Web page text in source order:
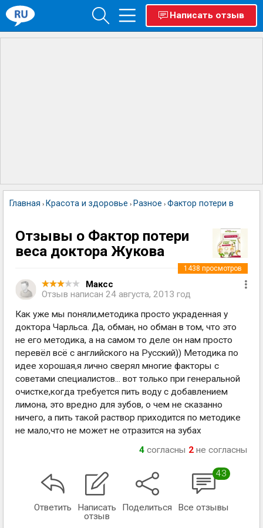
Написать отзыв
Главная › Красота и здоровье › Разное › Фактор потери веса
Отзывы о Фактор потери
веса доктора Жукова
Максс
Отзыв написан 24 августа, 2013 год
1438 просмотров
Как уже мы поняли,методика просто украденная у
доктора Чарльса. Да, обман, но обман в том, что это
не его методика, а на самом то деле он нам просто
перевёл всё с английского на Русский)) Методика по
идее хорошая,я лично сверял многие факторы с
советами специалистов... вот только при генеральной
очистке,когда требуется пить воду с добавлением
лимона, это вредно для зубов, о чем не сказанно
ничего, а пить такой раствор приходится по методике
не мало,что не может не отразится на зубах
4 согласны 2 не согласны
Ответить
Написать
отзыв
Поделиться
43
Все отзывы